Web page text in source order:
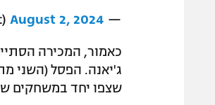
— Kobe Bryant Stories & Motivation (@kobehighlight)
August 2, 2024
כאמור, המכירה
ג'יאנה. הפסל (השני
שצפו יחד במשחקים